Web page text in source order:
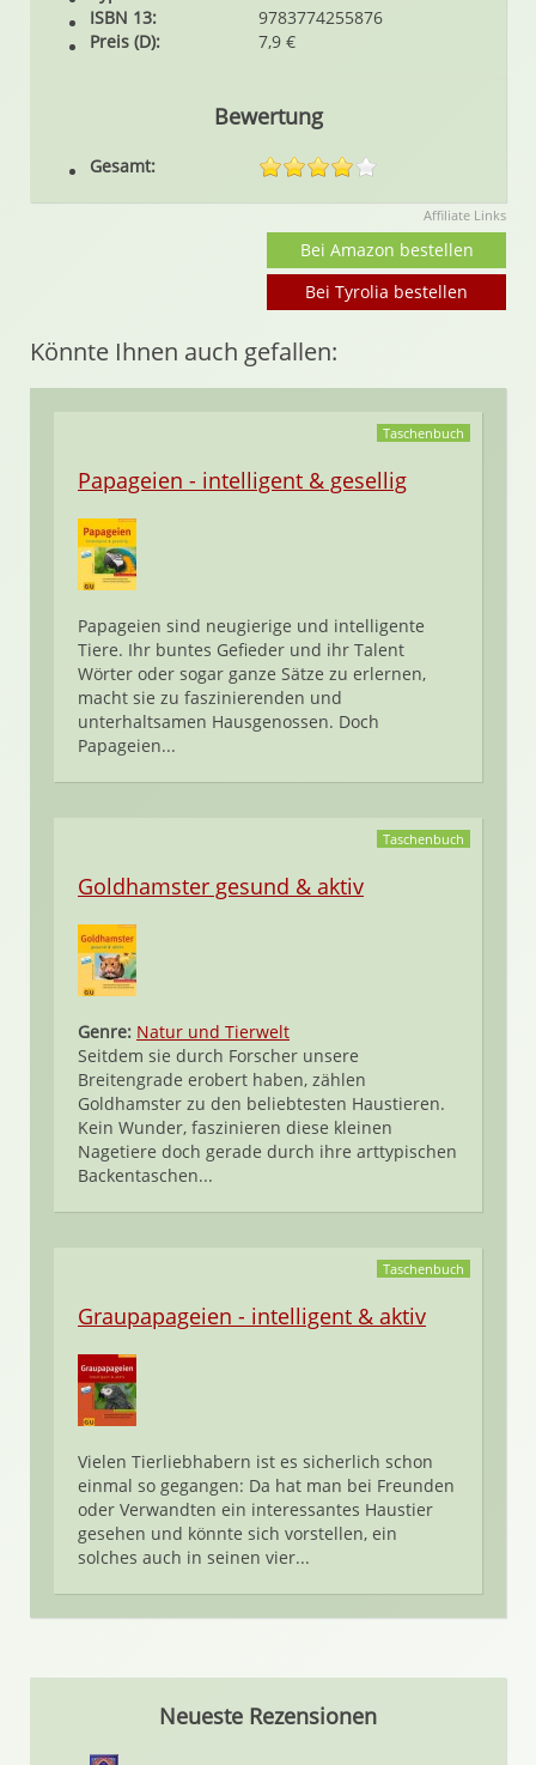
ISBN 13:
9783774255876
Preis (D):
7,9 €
Bewertung
Gesamt:
Affiliate Links
Bei Amazon bestellen
Bei Tyrolia bestellen
Könnte Ihnen auch gefallen:
Taschenbuch
Papageien - intelligent & gesellig
Papageien sind neugierige und intelligente
Tiere. Ihr buntes Gefieder und ihr Talent
Wörter oder sogar ganze Sätze zu erlernen,
macht sie zu faszinierenden und
unterhaltsamen Hausgenossen. Doch
Papageien...
Taschenbuch
Goldhamster gesund & aktiv
Genre: Natur und Tierwelt
Seitdem sie durch Forscher unsere
Breitengrade erobert haben, zählen
Goldhamster zu den beliebtesten Haustieren.
Kein Wunder, faszinieren diese kleinen
Nagetiere doch gerade durch ihre arttypischen
Backentaschen...
Taschenbuch
Graupapageien - intelligent & aktiv
Vielen Tierliebhabern ist es sicherlich schon
einmal so gegangen: Da hat man bei Freunden
oder Verwandten ein interessantes Haustier
gesehen und könnte sich vorstellen, ein
solches auch in seinen vier...
Neueste Rezensionen